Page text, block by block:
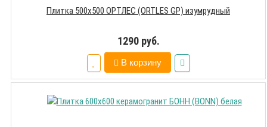
Плитка 500х500 ОРТЛЕС (ORTLES GP) изумрудный
1290 руб.
В корзину